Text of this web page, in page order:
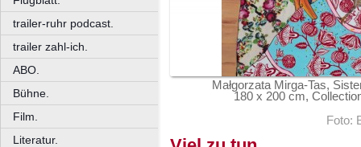
trailer-ruhr podcast.
trailer zahl-ich.
ABO.
Bühne.
Film.
Literatur.
Małgorzata Mirga-Tas,
180 x 200 cm,
Foto: